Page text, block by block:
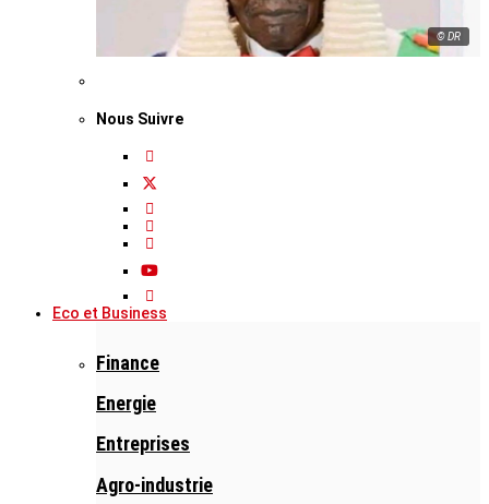
© DR
Nous Suivre
Eco et Business
Finance
Energie
Entreprises
Agro-industrie